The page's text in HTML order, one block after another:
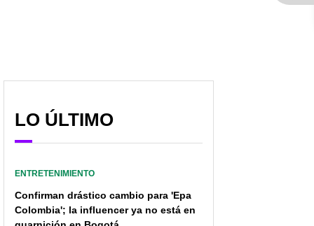
LO ÚLTIMO
ENTRETENIMIENTO
Confirman drástico cambio para 'Epa
Colombia'; la influencer ya no está en